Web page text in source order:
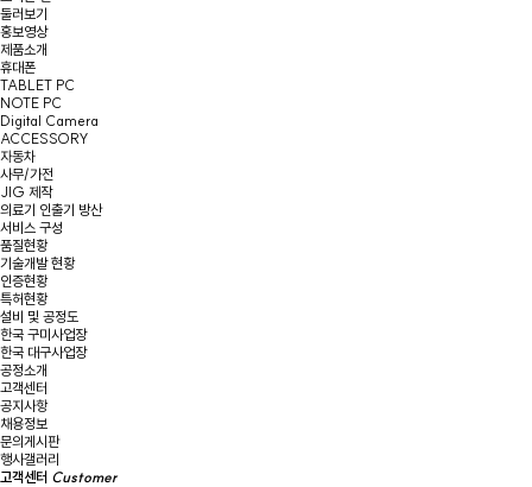
둘러보기
홍보영상
제품소개
휴대폰
TABLET PC
NOTE PC
Digital Camera
ACCESSORY
자동차
사무/가전
JIG 제작
의료기 인출기 방산
서비스 구성
품질현황
기술개발 현황
인증현황
특허현황
설비 및 공정도
한국 구미사업장
한국 대구사업장
공정소개
고객센터
공지사항
채용정보
문의게시판
행사갤러리
고객센터 Customer